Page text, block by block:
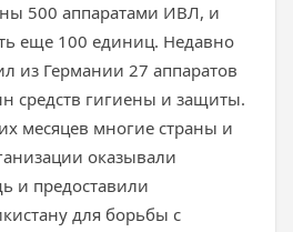
500 аппаратами ИВЛ, и
еще 100 единиц. Недавно
из Германии 27 аппаратов
средств гигиены и защиты.
месяцев многие страны и
оказывали
и предоставили
для борьбы с